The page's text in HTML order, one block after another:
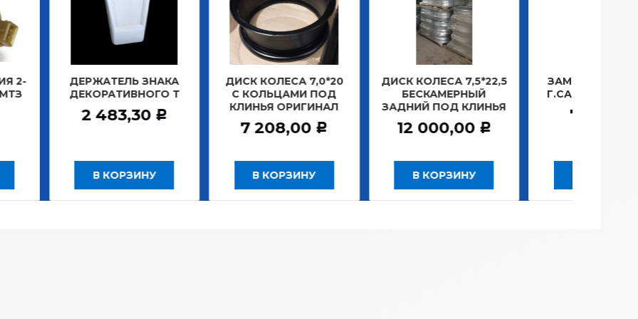
ЗНАКА
Т
КОРЗИНУ
ДИСК КОЛЕСА 7,0*20
С КОЛЬЦАМИ ПОД
КЛИНЬЯ ОРИГИНАЛ
В КОРЗИНУ
ДИСК КОЛЕСА 7,5*22,5
БЕСКАМЕРНЫЙ
ЗАДНИЙ ПОД КЛИНЬЯ
12 000,00
В КОРЗИНУ
ЗАМОК ЗАЖИГАНИЯ
Г.САНКТ-ПЕТЕРБУРГ
781,20
В КОРЗИНУ